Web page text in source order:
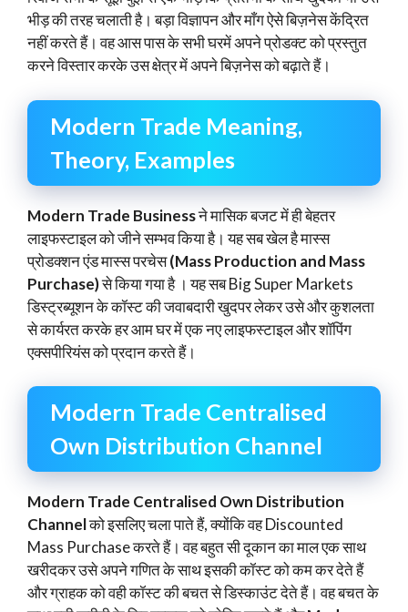
भीड़ की तरह चलाती है। बड़ा विज्ञापन और माँग ऐसे बिज़नेस केंद्रित
नहीं करते हैं। वह आस पास के सभी घरमें अपने प्रोडक्ट को प्रस्तुत
करने विस्तार करके उस क्षेत्र में अपने बिज़नेस को बढ़ाते हैं।
Modern Trade Meaning,
Theory, Examples
Modern Trade Businessने मासिक बजट में ही बेहतर
लाइफस्टाइल को जीने सम्भव किया है। यह सब खेल है मास्स
प्रोडक्शन एंड मास्स परचेस(Mass Production and Mass
Purchase)से किया गया है । यह सब Big Super Markets
डिस्ट्रब्यूशन के कॉस्ट की जवाबदारी खुदपर लेकर उसे और कुशलता
से कार्यरत करके हर आम घर में एक नए लाइफस्टाइल और शॉपिंग
एक्सपीरियंस को प्रदान करते हैं।
Modern Trade Centralised
Own Distribution Channel
Modern Trade Centralised Own Distribution
Channelको इसलिए चला पाते हैं, क्योंकि वह Discounted
Mass Purchase करते हैं। वह बहुत सी दूकान का माल एक साथ
खरीदकर उसे अपने गणित के साथ इसकी कॉस्ट को कम कर देते हैं
और ग्राहक को वही कॉस्ट की बचत से डिस्काउंट देते हैं। वह बचत के